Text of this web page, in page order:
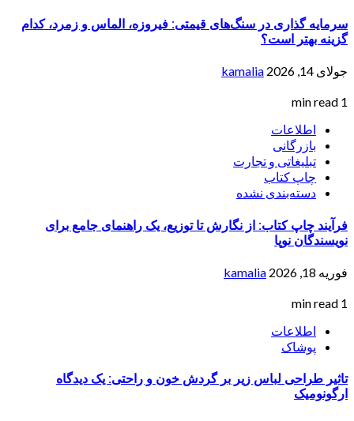
سرمایه گذاری در سنگ‌های قیمتی: فیروزه، الماس و زمرد، کدام
گزینه بهتر است؟
جولای 14, 2026 kamalia
1 min read
اطلاعات
بازرگانی
تبلیغاتی و تجارت
چاپ کتاب
دسته‌بندی نشده
فرآیند چاپ کتاب: از نگارش تا توزیع، یک راهنمای جامع برای
نویسندگان نوپا
فوریه 18, 2026 kamalia
1 min read
اطلاعات
پوشاک
تاثیر طراحی لباس زیر بر گردش خون و راحتی: یک دیدگاه
ارگونومیک